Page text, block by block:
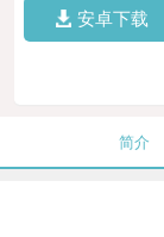
安卓下载
简介